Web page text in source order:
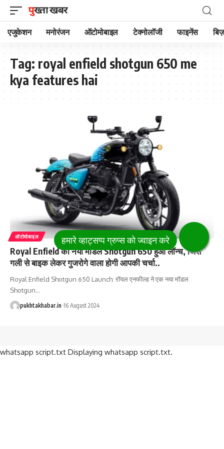
एजुकेशन मनोरंजन ऑटोमोबाइल टेक्नोलॉजी फाइनेंस
Tag: royal enfield shotgun 650 me
kya features hai
ऑटोमोबाइल
Royal Enfield का नया मॉडल Shotgun 650 हुआ लॉन्च, जिस
गली से बाइक लेकर गुजरोगे वाला होगी आपकी चर्चा..
Royal Enfield Shotgun 650 Launch: रॉयल एनफील्ड ने एक नया मॉडल
Shotgun…
pukhtakhabar.in 16 August 2024
whatsapp script.txt Displaying whatsapp script.txt.